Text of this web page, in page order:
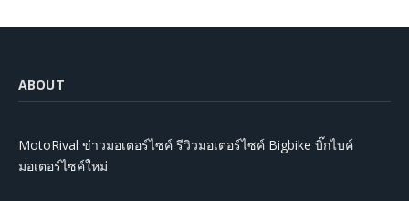
ABOUT
MotoRival ข่าวมอเตอร์ไซค์ รีวิวมอเตอร์ไซค์ Bigbike บิ๊กไบค์
มอเตอร์ไซค์ใหม่